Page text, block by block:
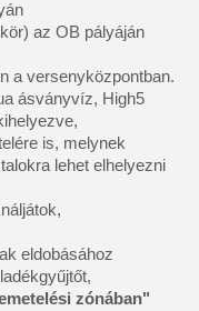
az OB pályáján
a versenyközpontban.
ásványvíz, High5
is, melynek
lehet elhelyezni
eldobásához
zónában"